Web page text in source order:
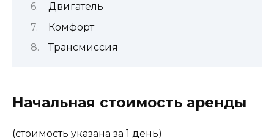
Двигатель
Комфорт
Трансмиссия
Начальная стоимость аренды
(стоимость указана за 1 день)